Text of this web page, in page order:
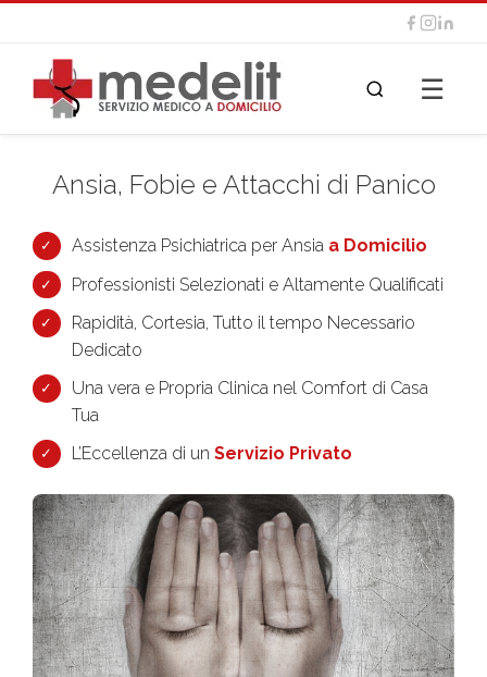
☰
Ansia, Fobie e Attacchi di Panico
Assistenza Psichiatrica per Ansia a Domicilio
Professionisti Selezionati e Altamente Qualificati
Rapidità, Cortesia, Tutto il tempo Necessario
Dedicato
Una vera e Propria Clinica nel Comfort di Casa
Tua
L’Eccellenza di un Servizio Privato